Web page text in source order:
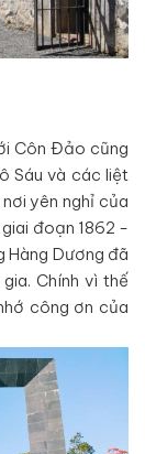
Côn Đảo cũng
Sáu và các liệt
yên nghỉ của
đoạn 1862 -
Hàng Dương đã
Chính vì thế
công ơn của